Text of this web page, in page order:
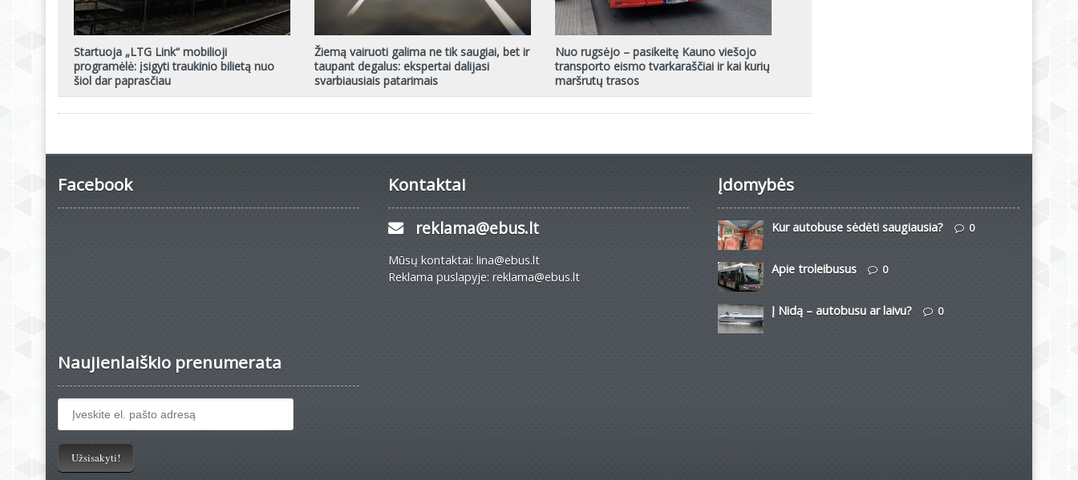
Startuoja „LTG Link“ mobilioji
programėlė: įsigyti traukinio bilietą nuo
šiol dar paprasčiau
Žiemą vairuoti galima ne tik saugiai, bet ir
taupant degalus: ekspertai dalijasi
svarbiausiais patarimais
Nuo rugsėjo – pasikeitę Kauno viešojo
transporto eismo tvarkaraščiai ir kai kurių
maršrutų trasos
Facebook Kontaktai
reklama@ebus.lt
Mūsų kontaktai: lina@ebus.lt
Reklama puslapyje: reklama@ebus.lt
Įdomybės
Kur autobuse sėdėti saugiausia? 0
Apie troleibusus 0
Į Nidą – autobusu ar laivu? 0
Naujienlaiškio prenumerata